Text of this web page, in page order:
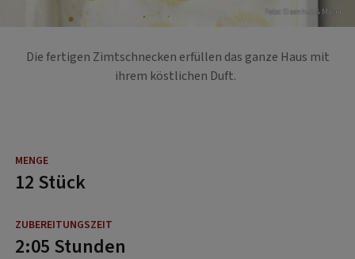
Foto: Eisenhut & Mayer
Die fertigen Zimtschnecken erfüllen das ganze Haus mit
ihrem köstlichen Duft.
12 Stück
2:05 Stunden